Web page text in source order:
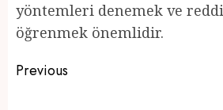
yöntemleri denemek ve
öğrenmek önemlidir.
Post
Previous